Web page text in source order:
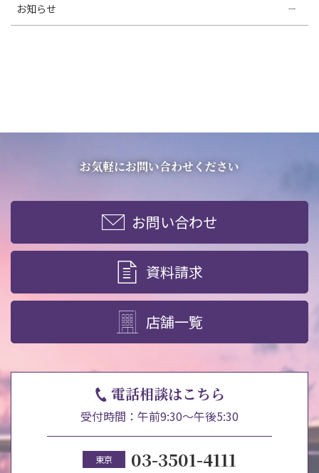
お知らせ
お気軽にお問い合わせください
お問い合わせ
資料請求
店舗一覧
電話相談はこちら
受付時間：午前9:30～午後5:30
東京 03-3501-4111